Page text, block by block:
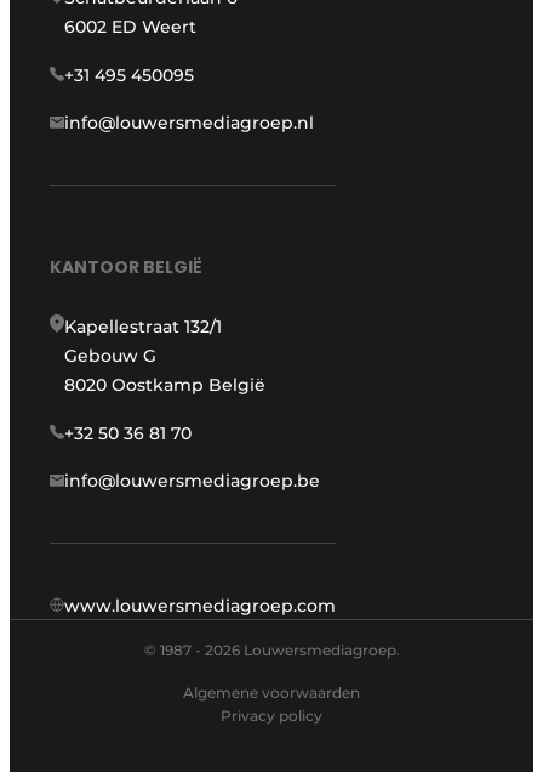
6002 ED Weert
+31 495 450095
info@louwersmediagroep.nl
KANTOOR BELGIË
Kapellestraat 132/1
Gebouw G
8020 Oostkamp België
+32 50 36 81 70
info@louwersmediagroep.be
www.louwersmediagroep.com
© 1987 - 2026 Louwersmediagroep.
Algemene voorwaarden
Privacy policy